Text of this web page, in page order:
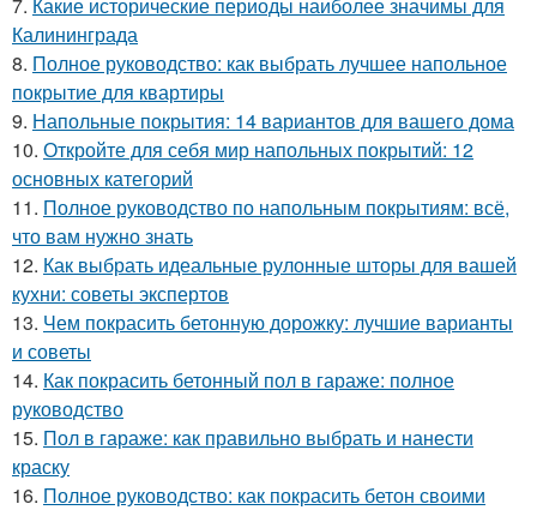
7. Какие исторические периоды наиболее значимы для
Калининграда
8. Полное руководство: как выбрать лучшее напольное
покрытие для квартиры
9. Напольные покрытия: 14 вариантов для вашего дома
10. Откройте для себя мир напольных покрытий: 12
основных категорий
11. Полное руководство по напольным покрытиям: всё,
что вам нужно знать
12. Как выбрать идеальные рулонные шторы для вашей
кухни: советы экспертов
13. Чем покрасить бетонную дорожку: лучшие варианты
и советы
14. Как покрасить бетонный пол в гараже: полное
руководство
15. Пол в гараже: как правильно выбрать и нанести
краску
16. Полное руководство: как покрасить бетон своими